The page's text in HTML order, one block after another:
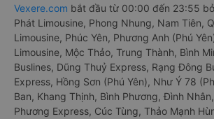
Vexere.com bắt đầu từ 00:00 đến 23:55
Phát Limousine, Phong Nhung, Nam Tiên,
Limousine, Phúc Yên, Phương Anh (Phú
Limousine, Mộc Thảo, Trung Thành, Bình
Buslines, Dũng Thuỷ Express, Rạng Đông
Express, Hồng Sơn (Phú Yên), Như Ý 78
Ban, Khang Thịnh, Bình Phương, Đình
Phương Express, Cúc Tùng, Thảo Mạnh